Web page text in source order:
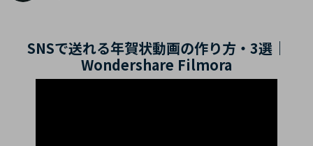
ビデオソリューション
動画編集のコツ
SNSで送れる年賀状動画の作り方・3選｜
Wondershare Filmora